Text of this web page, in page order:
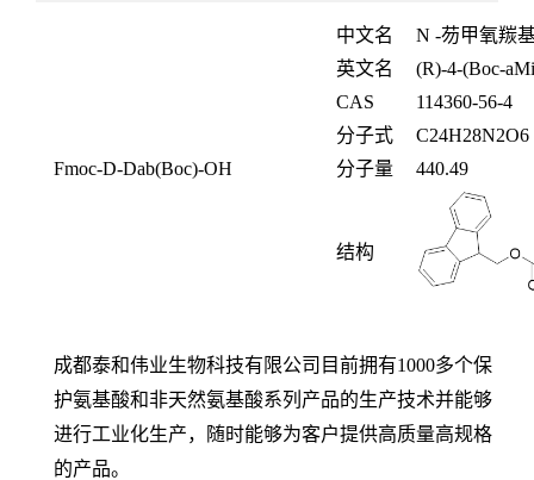
Fmoc-D-Dab(Boc)-OH
中文名 N -芴甲氧羰
英文名
(R)-4-(Boc-
CAS
114360-56-4
分子式
C24H28N2O6
分子量
440.49
结构
成都泰和伟业生物科技有限公司目前拥有1000多个保
护氨基酸和非天然氨基酸系列产品的生产技术并能够
进行工业化生产，随时能够为客户提供高质量高规格
的产品。